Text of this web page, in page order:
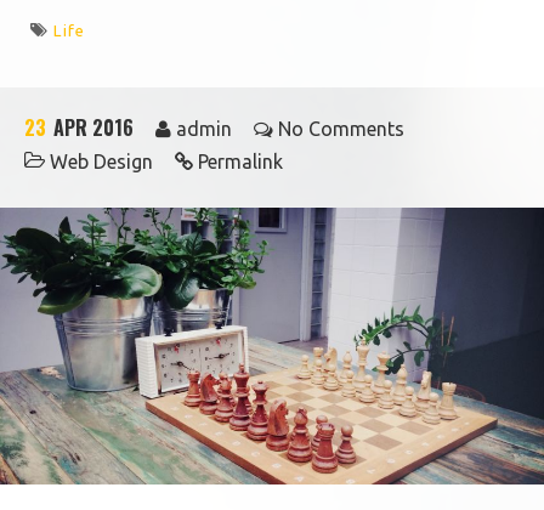
Life
23 APR 2016 admin
No Comments
Web Design
Permalink